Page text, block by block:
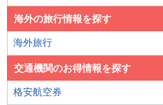
海外の旅行情報を探す
海外旅行
交通機関のお得情報を探す
格安航空券